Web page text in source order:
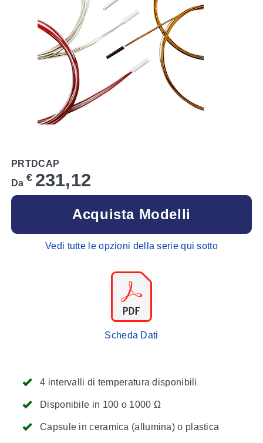
4 intervalli di temperatura disponibili
Disponibile in 100 o 1000 Ω
Capsule in ceramica (allumina) o plastica
PRTDCAP
Da € 231,12
Acquista Modelli
Vedi tutte le opzioni della serie qui sotto
Scheda Dati